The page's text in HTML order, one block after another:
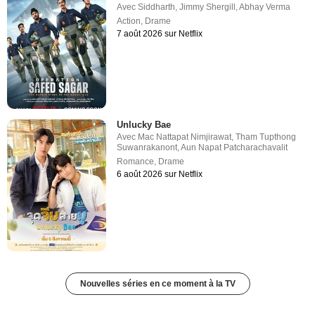
AvecSiddharth,Jimmy Shergill,Abhay Verma
Action, Drame
7 août 2026 sur Netflix
Unlucky Bae
Avec Mac Nattapat Nimjirawat,Tham Tupthong
Suwanrakanont,Aun Napat Patcharachavalit
Romance, Drame
6 août 2026 sur Netflix
Nouvelles séries en ce moment à la TV